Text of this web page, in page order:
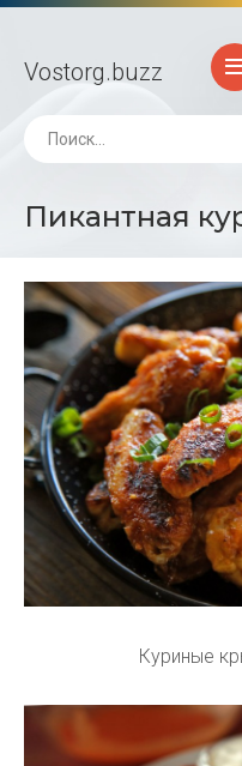
Vostorg.buzz
Пикантная
Куриные